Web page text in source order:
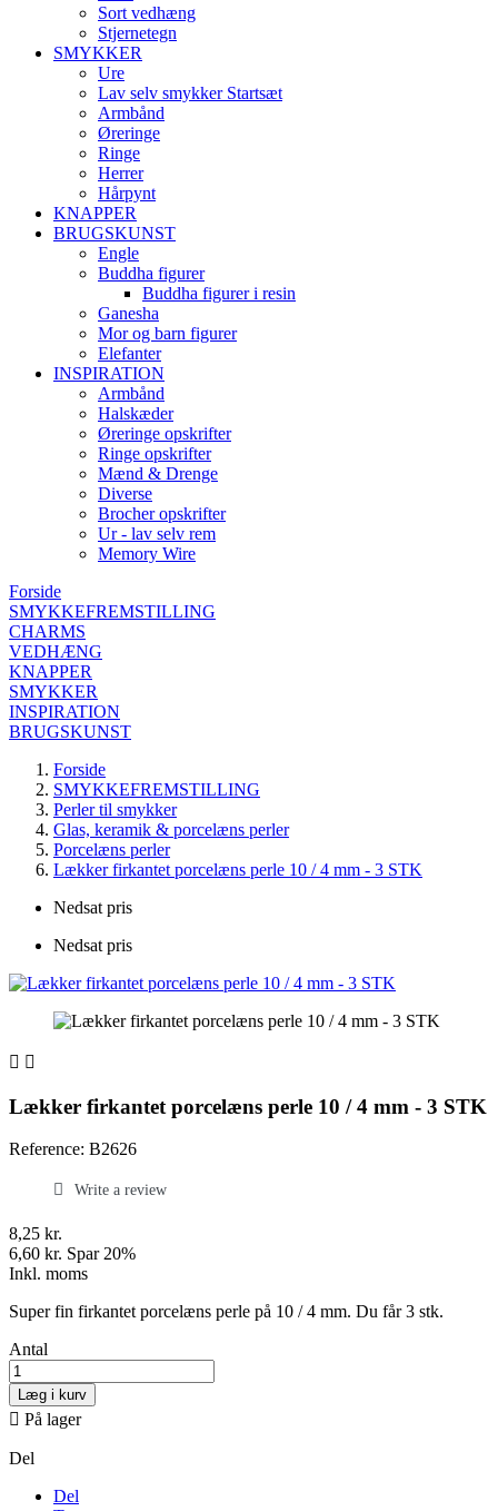
Sort vedhæng
Stjernetegn
SMYKKER
Ure
Lav selv smykker Startsæt
Armbånd
Øreringe
Ringe
Herrer
Hårpynt
KNAPPER
BRUGSKUNST
Engle
Buddha figurer
Buddha figurer i resin
Ganesha
Mor og barn figurer
Elefanter
INSPIRATION
Armbånd
Halskæder
Øreringe opskrifter
Ringe opskrifter
Mænd & Drenge
Diverse
Brocher opskrifter
Ur - lav selv rem
Memory Wire
Forside
SMYKKEFREMSTILLING
CHARMS
VEDHÆNG
KNAPPER
SMYKKER
INSPIRATION
BRUGSKUNST
Forside
SMYKKEFREMSTILLING
Perler til smykker
Glas, keramik & porcelæns perler
Porcelæns perler
Lækker firkantet porcelæns perle 10 / 4 mm - 3 STK
Nedsat pris
Nedsat pris
 
Lækker firkantet porcelæns perle 10 / 4 mm - 3 STK
Reference: B2626
Write a review
8,25 kr.
6,60 kr. Spar 20%
Inkl. moms
Super fin firkantet porcelæns perle på 10 / 4 mm. Du får 3 stk.
Antal
Læg i kurv
 På lager
Del
Del